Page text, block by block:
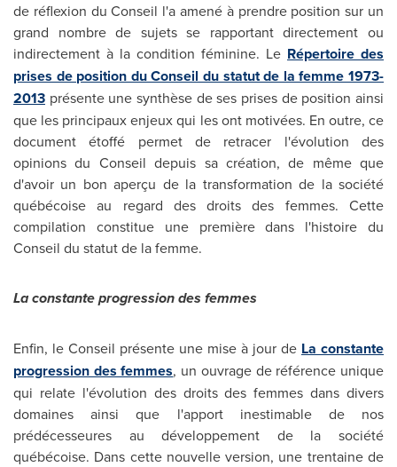
de réflexion du Conseil l'a amené à prendre position sur un
grand nombre de sujets se rapportant directement ou
indirectement à la condition féminine. Le Répertoire des
prises de position du Conseil du statut de la femme 1973-
2013 présente une synthèse de ses prises de position ainsi
que les principaux enjeux qui les ont motivées. En outre, ce
document étoffé permet de retracer l'évolution des
opinions du Conseil depuis sa création, de même que
d'avoir un bon aperçu de la transformation de la société
québécoise au regard des droits des femmes. Cette
compilation constitue une première dans l'histoire du
Conseil du statut de la femme.
La constante progression des femmes
Enfin, le Conseil présente une mise à jour de La constante
progression des femmes, un ouvrage de référence unique
qui relate l'évolution des droits des femmes dans divers
domaines ainsi que l'apport inestimable de nos
prédécesseures au développement de la société
québécoise. Dans cette nouvelle version, une trentaine de